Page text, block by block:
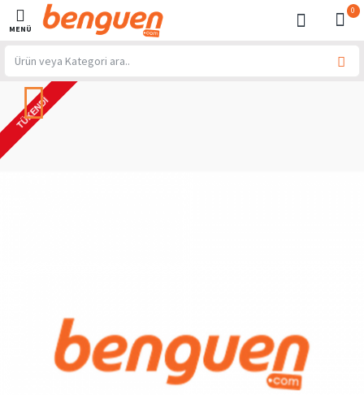
0
TÜKENDI